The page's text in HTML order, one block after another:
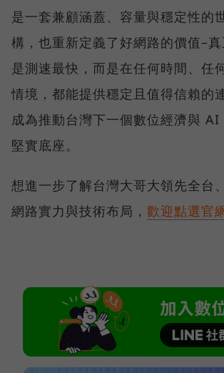
是一套兼顧涵蓋、容量與穩定性的
構，也重新定義了好網路的價值–
是測速最快，而是在任何時間、任
情境，都能提供穩定且值得信賴的
成為推動台灣下一個數位經濟與 AI
堅實底座。
想進一步了解台灣大哥大領先全台
網路實力與技術布局， 歡迎點選官